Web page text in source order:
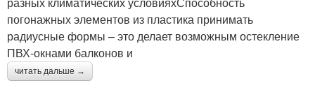
погонажных элементов из пластика принимать
радиусные формы – это делает возможным остекление
ПВХ-окнами балконов и
читать дальше →